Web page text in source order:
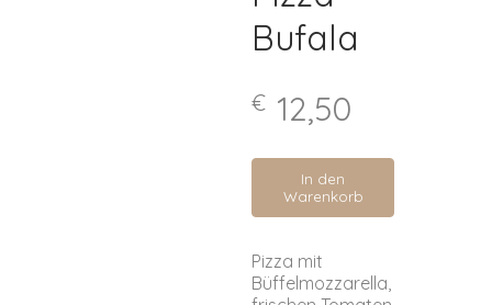
Bufala
€ 12,50
In den
Warenkorb
Pizza mit
Büffelmozzarella,